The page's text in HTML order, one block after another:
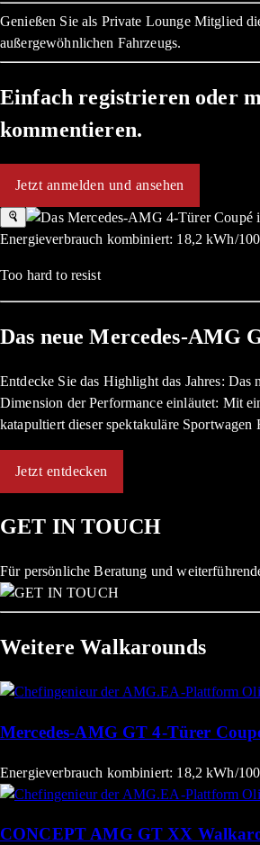
Genießen Sie als Private Lounge Mitglied
außergewöhnlichen Fahrzeugs.
Einfach registrieren oder
kommentieren.
Jetzt anmelden und ansehen
Energieverbrauch kombiniert: 18,2 kWh/
Too hard to resist
Das neue Mercedes-AMG
Entdecke Sie das Highlight das Jahres:
Dimension der Performance einläutet: Mit
katapultiert dieser spektakuläre
Jetzt entdecken
GET IN TOUCH
Für persönliche Beratung und
Weitere Walkarounds
Mercedes-AMG GT 4-Türer
Energieverbrauch kombiniert: 18,2 kWh/
CONCEPT AMG GT XX